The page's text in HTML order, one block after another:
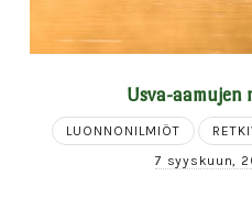
Usva-aamujen
LUONNONILMIÖT
7 syyskuun,